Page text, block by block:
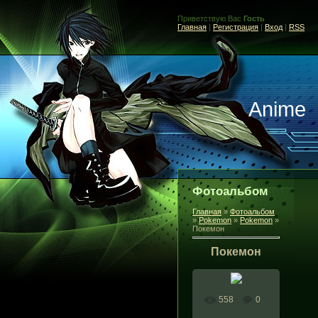
Приветствую Вас Гость
Главная | Регистрация | Вход | RSS
Anime
Фотоальбом
Главная » Фотоальбом
»Pokemon » Pokemon »
Покемон
Покемон
558 0